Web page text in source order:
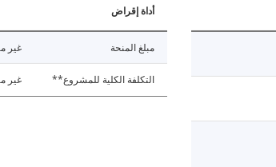
أداة إقراض
مبلغ المنحة غير
التكلفة الكلية للمشروع** غير